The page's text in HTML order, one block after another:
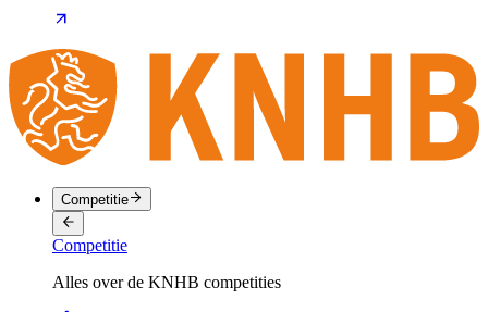
Competitie
Competitie
Alles over de KNHB competities